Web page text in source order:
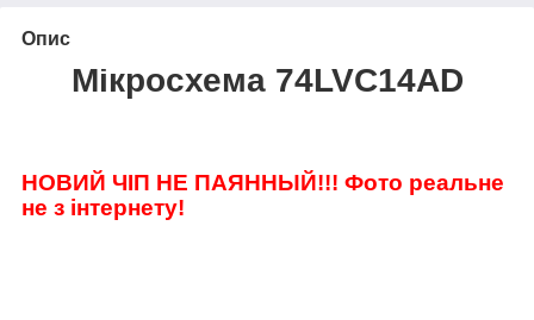
Опис
Мікросхема 74LVC14AD
НОВИЙ ЧІП НЕ ПАЯННЫЙ!!! Фото реальне
не з інтернету!